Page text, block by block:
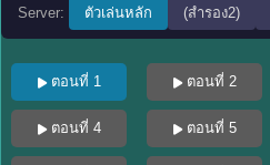
Server: ตัวเล่นหลัก (สำรอง2)
ตอนที่ 1 ตอนที่ 2
ตอนที่ 4 ตอนที่ 5